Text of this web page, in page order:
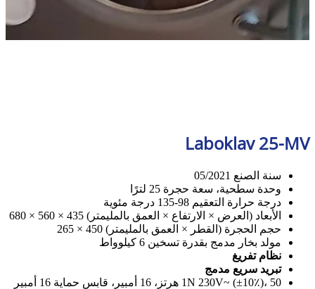
Laboklav 25-MV
سنة الصنع 05/2021
وحدة سطحية، سعة حجرة 25 لترًا
درجة حرارة التعقيم 98-135 درجة مئوية
الأبعاد (العرض × الارتفاع × العمق بالمليمتر) 435 × 560 × 680
حجم الحجرة (القطر × العمق بالمليمتر) 450 × 265
مولد بخار مدمج بقدرة تسخين 6 كيلوواط
نظام تفريغ
تبريد سريع مدمج
1N 230V~ (±10٪)، 50 هرتز، 16 أمبير، قابس حماية 16 أمبير